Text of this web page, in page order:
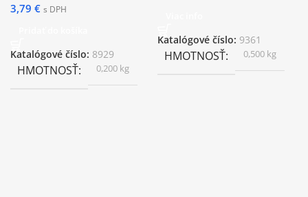
3,79 € s DPH
Katalógové číslo: 8929
HMOTNOSŤ 0,200 kg
Katalógové číslo: 9361
HMOTNOSŤ 0,500 kg